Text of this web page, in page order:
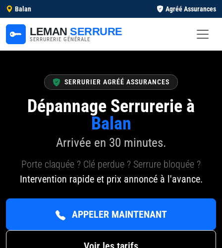
Balan Agréé Assurances
LEMAN SERRURE
SERRURERIE GÉNÉRALE
SERRURIER AGRÉÉ ASSURANCES
Dépannage Serrurerie à
Balan
Arrivée en 30 minutes.
Porte claquée ? Clé perdue ? Serrure bloquée ?
Intervention rapide et prix annoncé à l'avance.
APPELER MAINTENANT